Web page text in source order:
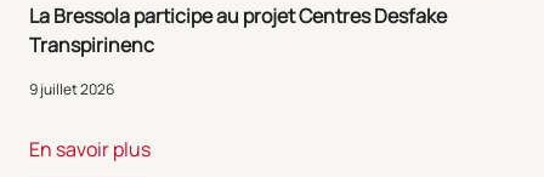
La Bressola participe au projet Centres Desfake
Transpirinenc
9 juillet 2026
En savoir plus